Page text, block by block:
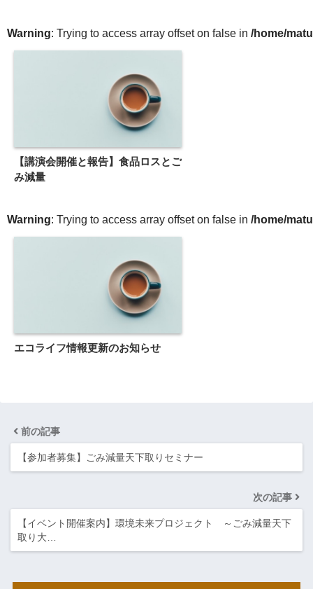
Warning: Trying to access array offset on false in /home/
【講演会開催と報告】食品ロスとご
み減量
Warning: Trying to access array offset on false in /home/
エコライフ情報更新のお知らせ
前の記事
【参加者募集】ごみ減量天下取りセミナー
次の記事
【イベント開催案内】環境未来プロジェクト ～ごみ減量天下
取り大…